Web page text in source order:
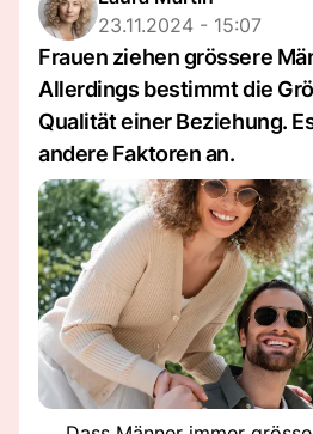
23.11.2024 - 15:07
Frauen ziehen grössere
Allerdings bestimmt die
Qualität einer Beziehung.
andere Faktoren an.